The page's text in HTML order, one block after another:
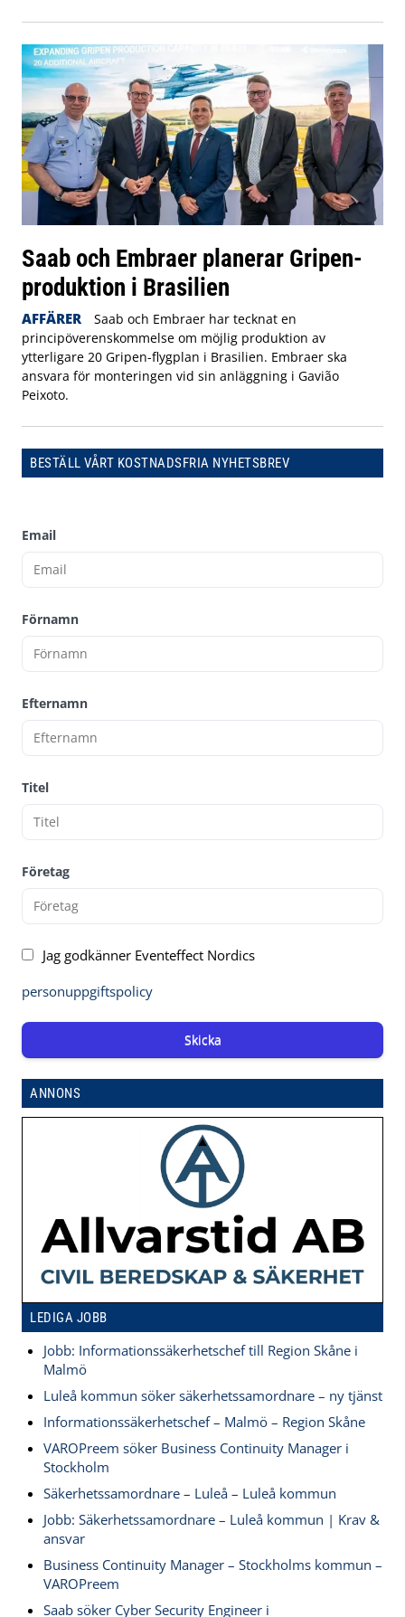
Saab och Embraer planerar Gripen-
produktion i Brasilien
AFFÄRER
Saab och Embraer har tecknat en
principöverenskommelse om möjlig produktion av
ytterligare 20 Gripen-flygplan i Brasilien. Embraer ska
ansvara för monteringen vid sin anläggning i Gavião
Peixoto.
BESTÄLL VÅRT KOSTNADSFRIA NYHETSBREV
Email
Förnamn
Efternamn
Titel
Företag
Jag godkänner Eventeffect Nordics
personuppgiftspolicy
Skicka
ANNONS
LEDIGA JOBB
Jobb: Informationssäkerhetschef till Region Skåne i
Malmö
Luleå kommun söker säkerhetssamordnare – ny tjänst
Informationssäkerhetschef – Malmö – Region Skåne
VAROPreem söker Business Continuity Manager i
Stockholm
Säkerhetssamordnare – Luleå – Luleå kommun
Jobb: Säkerhetssamordnare – Luleå kommun | Krav &
ansvar
Business Continuity Manager – Stockholms kommun –
VAROPreem
Saab söker Cyber Security Engineer i